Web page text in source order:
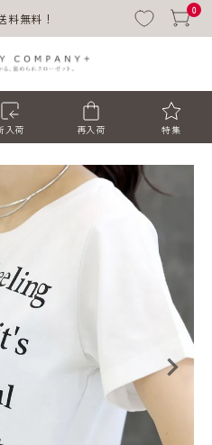
料無料！
0
入荷 再入荷 特集
録